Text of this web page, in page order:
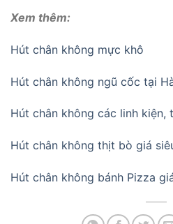
Xem thêm:
Hút chân không mực khô
Hút chân không ngũ cốc tại
Hút chân không các linh
Hút chân không thịt bò giá
Hút chân không bánh Pizza